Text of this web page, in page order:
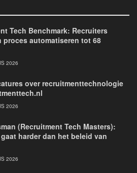
Tech Benchmark: Recruiters
proces automatiseren tot 68
2026
over recruitmenttechnologie
2026
(Recruitment Tech Masters):
gaat harder dan het beleid van
2026